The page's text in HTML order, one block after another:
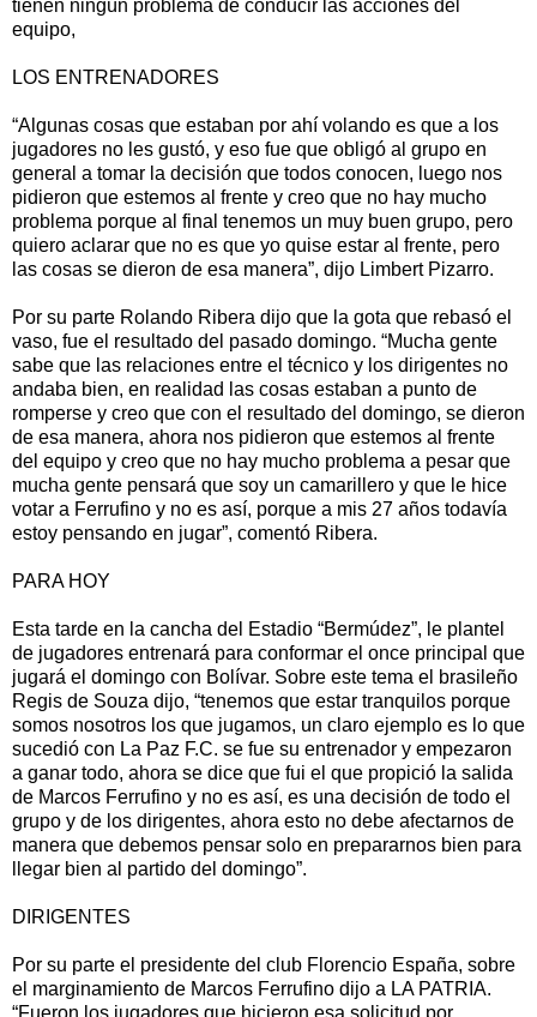
tienen ningún problema de conducir las acciones del
equipo,
LOS ENTRENADORES
“Algunas cosas que estaban por ahí volando es que a los
jugadores no les gustó, y eso fue que obligó al grupo en
general a tomar la decisión que todos conocen, luego nos
pidieron que estemos al frente y creo que no hay mucho
problema porque al final tenemos un muy buen grupo, pero
quiero aclarar que no es que yo quise estar al frente, pero
las cosas se dieron de esa manera”, dijo Limbert Pizarro.
Por su parte Rolando Ribera dijo que la gota que rebasó el
vaso, fue el resultado del pasado domingo. “Mucha gente
sabe que las relaciones entre el técnico y los dirigentes no
andaba bien, en realidad las cosas estaban a punto de
romperse y creo que con el resultado del domingo, se dieron
de esa manera, ahora nos pidieron que estemos al frente
del equipo y creo que no hay mucho problema a pesar que
mucha gente pensará que soy un camarillero y que le hice
votar a Ferrufino y no es así, porque a mis 27 años todavía
estoy pensando en jugar”, comentó Ribera.
PARA HOY
Esta tarde en la cancha del Estadio “Bermúdez”, le plantel
de jugadores entrenará para conformar el once principal que
jugará el domingo con Bolívar. Sobre este tema el brasileño
Regis de Souza dijo, “tenemos que estar tranquilos porque
somos nosotros los que jugamos, un claro ejemplo es lo que
sucedió con La Paz F.C. se fue su entrenador y empezaron
a ganar todo, ahora se dice que fui el que propició la salida
de Marcos Ferrufino y no es así, es una decisión de todo el
grupo y de los dirigentes, ahora esto no debe afectarnos de
manera que debemos pensar solo en prepararnos bien para
llegar bien al partido del domingo”.
DIRIGENTES
Por su parte el presidente del club Florencio España, sobre
el marginamiento de Marcos Ferrufino dijo a LA PATRIA.
“Fueron los jugadores que hicieron esa solicitud por